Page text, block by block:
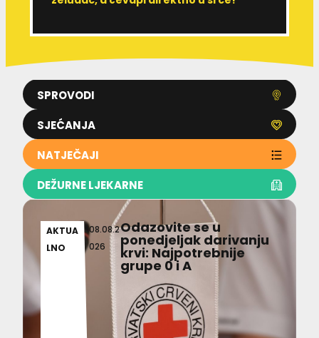
SPROVODI
SJEĆANJA
NATJEČAJI
DEŽURNE LJEKARNE
AKTUA
LNO
08.08.2
026
Odazovite se u
ponedjeljak darivanju
krvi: Najpotrebnije
grupe 0 i A